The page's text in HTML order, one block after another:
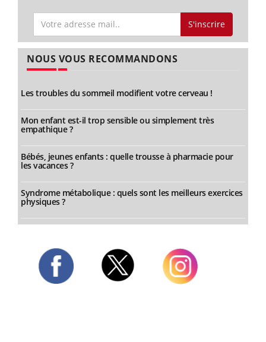
S'inscrire
NOUS VOUS RECOMMANDONS
Les troubles du sommeil modifient votre cerveau !
Mon enfant est-il trop sensible ou simplement très
empathique ?
Bébés, jeunes enfants : quelle trousse à pharmacie pour
les vacances ?
Syndrome métabolique : quels sont les meilleurs exercices
physiques ?